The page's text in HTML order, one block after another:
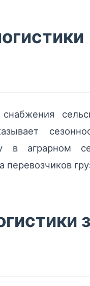
в аграрном
перевозчиков